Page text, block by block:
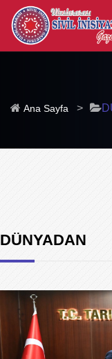
Ana Sayfa >
DÜNYADAN